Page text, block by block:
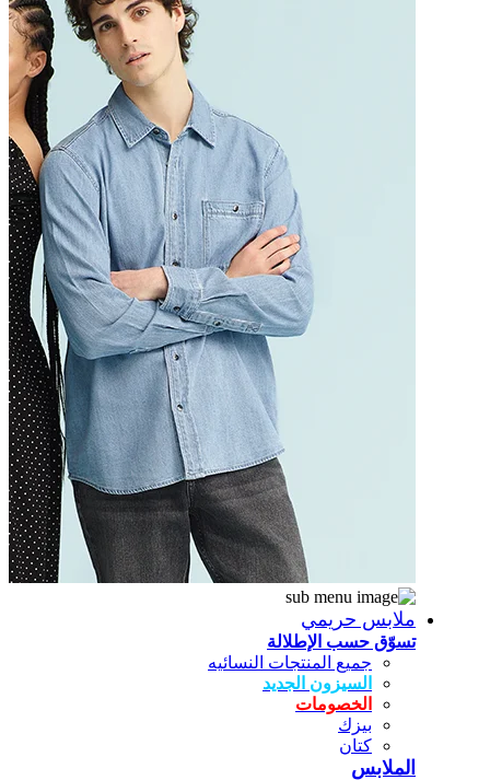
ملابس حريمي
تسوّق حسب الإطلالة
جميع المنتجات النسائيه
السيزون الجديد
الخصومات
بيزك
كتان
الملابس